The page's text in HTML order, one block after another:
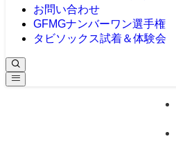
お問い合わせ
GFMGナンバーワン選手権
タビソックス試着＆体験会